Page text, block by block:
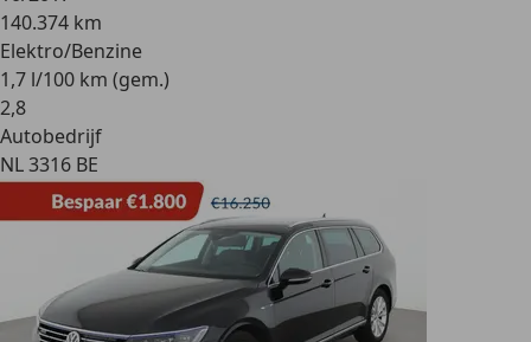
140.374 km
Elektro/Benzine
1,7 l/100 km (gem.)
2,8
Autobedrijf
NL 3316 BE